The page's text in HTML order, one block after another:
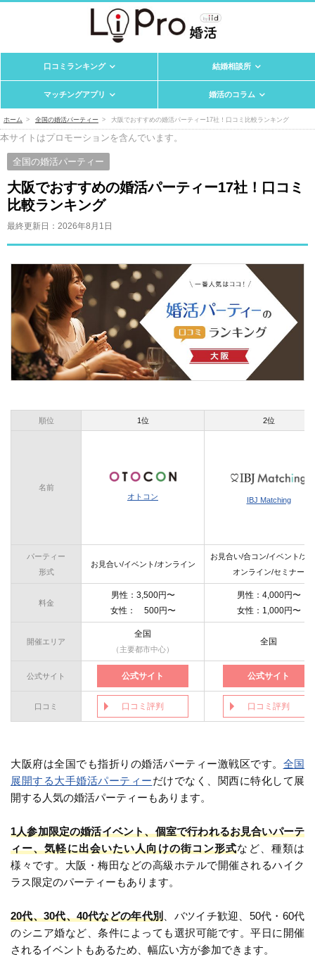
口コミランキング 結婚相談所
マッチングアプリ 婚活のコラム
ホーム 全国の婚活パーティー 大阪でおすすめの婚活パーティー17社！口コミ比較ランキング
本サイトはプロモーションを含んでいます。
全国の婚活パーティー
大阪でおすすめの婚活パーティー17社！口コミ
比較ランキング
最終更新日： 2026年8月1日
順位 1位 2位
名前
オトコン
IBJ Matching
パーティー
形式
お見合い/イベント/オンライン
お見合い/合コン/イベント/大
オンライン/セミナー
料金
男性：3,500円〜
女性： 500円〜
男性：4,000円〜
女性：1,000円〜
開催エリア
全国
（主要都市中心）
全国
公式サイト 公式サイト 公式サイト
口コミ 口コミ評判 口コミ評判
大阪府は全国でも指折りの婚活パーティー激戦区です。 全国
展開する大手婚活パーティーだけでなく、関西に特化して展
開する人気の婚活パーティーもあります。
1人参加限定の婚活イベント、個室で行われるお見合いパーテ
ィー、気軽に出会いたい人向けの街コン形式など、種類は
様々です。大阪・梅田などの高級ホテルで開催されるハイク
ラス限定のパーティーもあります。
20代、30代、40代などの年代別 、バツイチ歓迎、50代・60代
のシニア婚など、条件によっても選択可能です。平日に開催
されるイベントもあるため、幅広い方が参加できます。